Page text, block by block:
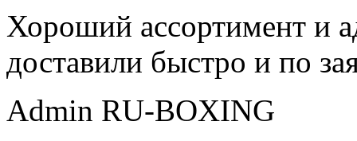
Хороший ассортимент и
доставили быстро и по
Admin RU-BOXING